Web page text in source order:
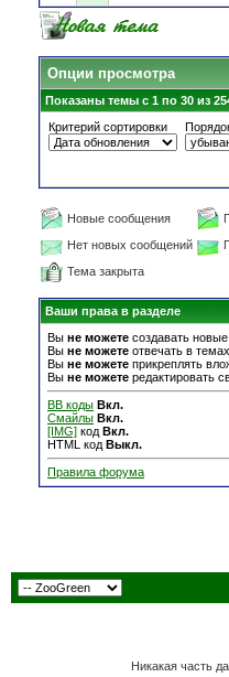
Опции просмотра
Показаны темы с 1 по 30 из
Критерий сортировки
Новые сообщения
Нет новых сообщений
Тема закрыта
Ваши права в разделе
Вы не можете создавать
Вы не можете отвечать в темах
Вы не можете прикреплять
Вы не можете редактировать
BB коды Вкл.
Смайлы Вкл.
[IMG] код Вкл.
HTML код Выкл.
Правила форума
Никакая часть